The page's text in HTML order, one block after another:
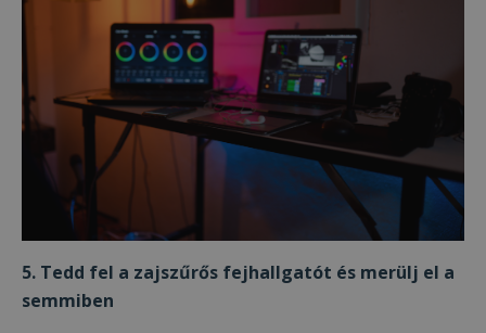
5. Tedd fel a zajszűrős fejhallgatót és merülj el a
semmiben